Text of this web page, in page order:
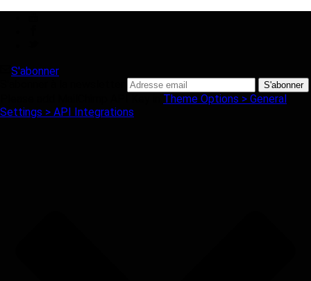
S'abonner
Theme Options > General
Settings > API Integrations